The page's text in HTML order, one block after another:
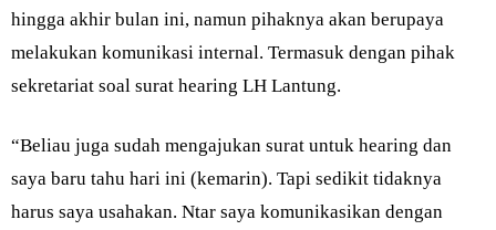
hingga akhir bulan ini, namun pihaknya akan berupaya
melakukan komunikasi internal. Termasuk dengan pihak
sekretariat soal surat hearing LH Lantung.
“Beliau juga sudah mengajukan surat untuk hearing dan
saya baru tahu hari ini (kemarin). Tapi sedikit tidaknya
harus saya usahakan. Ntar saya komunikasikan dengan